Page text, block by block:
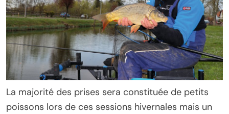
La majorité des prises sera constituée de petits
poissons lors de ces sessions hivernales mais un